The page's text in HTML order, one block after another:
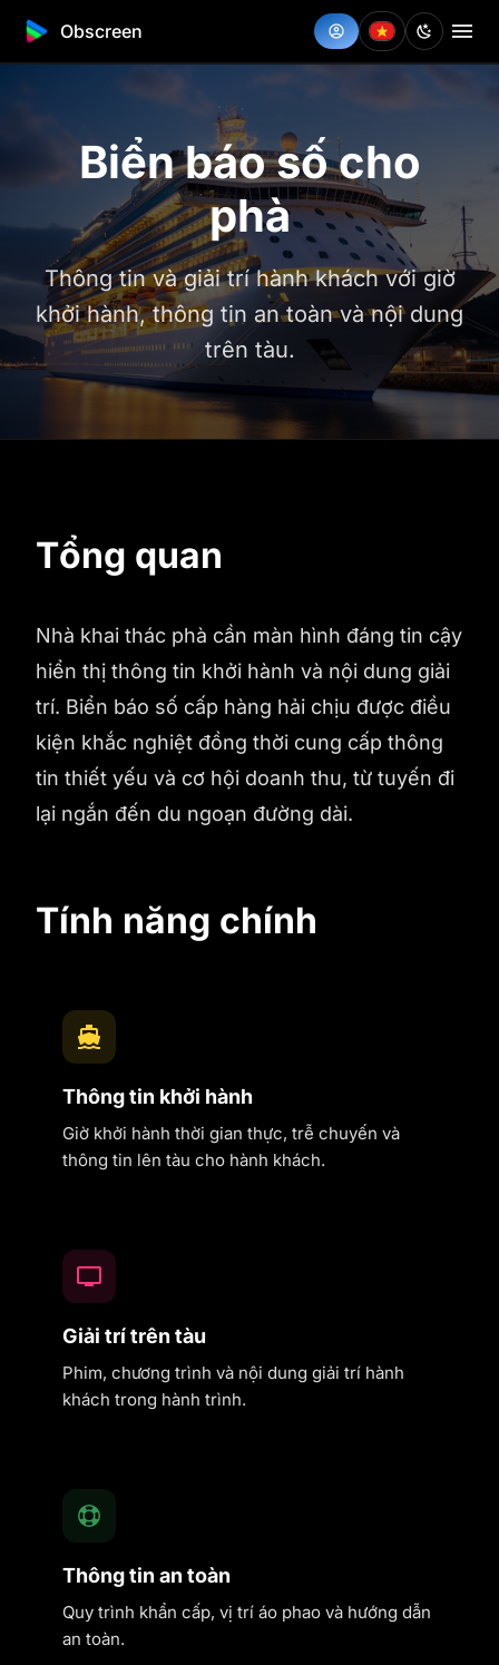
Obscreen
Biển báo số cho
phà
Thông tin và giải trí hành khách với giờ
khởi hành, thông tin an toàn và nội dung
trên tàu.
Tổng quan
Nhà khai thác phà cần màn hình đáng tin cậy
hiển thị thông tin khởi hành và nội dung giải
trí. Biển báo số cấp hàng hải chịu được điều
kiện khắc nghiệt đồng thời cung cấp thông
tin thiết yếu và cơ hội doanh thu, từ tuyến đi
lại ngắn đến du ngoạn đường dài.
Tính năng chính
Thông tin khởi hành
Giờ khởi hành thời gian thực, trễ chuyến và
thông tin lên tàu cho hành khách.
Giải trí trên tàu
Phim, chương trình và nội dung giải trí hành
khách trong hành trình.
Thông tin an toàn
Quy trình khẩn cấp, vị trí áo phao và hướng dẫn
an toàn.